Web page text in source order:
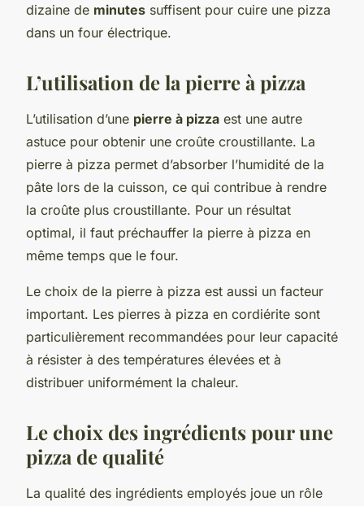
dizaine de minutes suffisent pour cuire une pizza
dans un four électrique.
L’utilisation de la pierre à pizza
L’utilisation d’une pierre à pizza est une autre
astuce pour obtenir une croûte croustillante. La
pierre à pizza permet d’absorber l’humidité de la
pâte lors de la cuisson, ce qui contribue à rendre
la croûte plus croustillante. Pour un résultat
optimal, il faut préchauffer la pierre à pizza en
même temps que le four.
Le choix de la pierre à pizza est aussi un facteur
important. Les pierres à pizza en cordiérite sont
particulièrement recommandées pour leur capacité
à résister à des températures élevées et à
distribuer uniformément la chaleur.
Le choix des ingrédients pour une
pizza de qualité
La qualité des ingrédients employés joue un rôle